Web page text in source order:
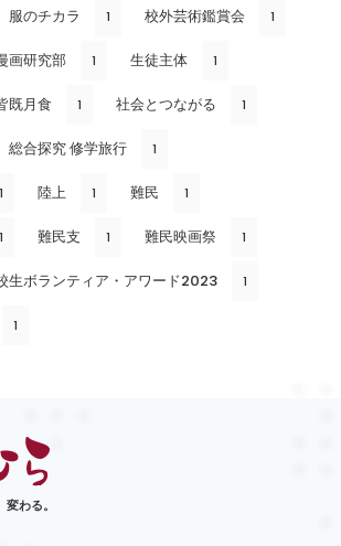
服のチカラ 1 校外芸術鑑賞会 1
画研究部 1 生徒主体 1
既月食 1 社会とつながる 1
総合探究 修学旅行 1
1 陸上 1 難民 1
1 難民支 1 難民映画祭 1
生ボランティア・アワード2023 1
1
わる。